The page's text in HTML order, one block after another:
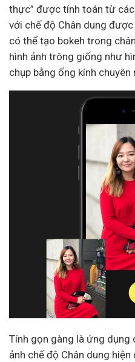
thực” được tính toán từ các
với chế độ Chân dung
có thể tạo bokeh trong
hình ảnh trông giống như
chụp bằng ống kính chuyên
Tính gọn gàng là ứng
ảnh chế độ Chân dung